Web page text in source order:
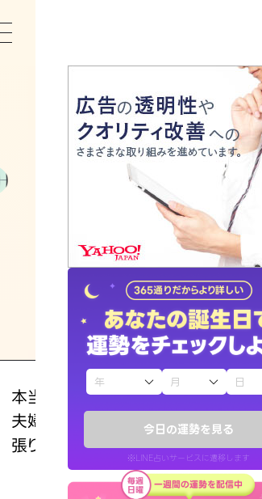
今日の運勢を見る
※LINE占いサービスに遷移します
トップ
ユーザーの声
占いの流れ
おすすめの占い師
よくある質問
えもじの子（占）12星座占い
お知らせ
本当に相談してよかったです。今は
夫婦で乗り越える時期ですね。頑
張ります！
30代 女性